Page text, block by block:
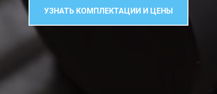
УЗНАТЬ КОМПЛЕКТАЦИИ И ЦЕНЫ